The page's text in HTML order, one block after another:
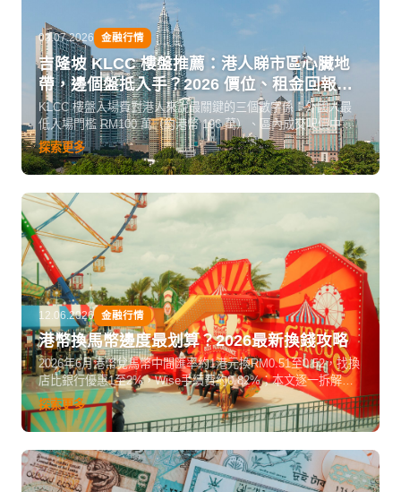
03.07.2026 金融行情
吉隆坡 KLCC 樓盤推薦：港人睇市區心臟地
帶，邊個盤抵入手？2026 價位、租金回報、
入場費全攻略
KLCC 樓盤入場費對港人來說最關鍵的三個數字係：外國人最
低入場門檻 RM100 萬（約港幣 196 萬）、區內成交呎價中位
數 RM1,252、而由 2026 年 1 月起外國買家印花稅由 4% 翻倍
至 8%，所以想入手 KLCC 物業，計清呢三筆數先好落訂。
探索更多
12.06.2026 金融行情
港幣換馬幣邊度最划算？2026最新換錢攻略
2026年6月港幣兌馬幣中間匯率約1港元換RM0.51至0.52，找換
店比銀行優惠1至2%，Wise手續費約0.82%；本文逐一拆解香
港換、吉隆坡換、電子匯款三大方法。
探索更多